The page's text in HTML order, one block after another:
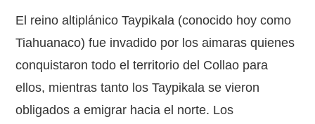
El reino altiplánico Taypikala (conocido hoy como
Tiahuanaco) fue invadido por los aimaras quienes
conquistaron todo el territorio del Collao para
ellos, mientras tanto los Taypikala se vieron
obligados a emigrar hacia el norte. Los